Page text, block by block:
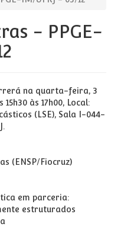
- PPGE-
na quarta-feira, 3
às 17h00, Local:
(LSE), Sala I-044-
(ENSP/Fiocruz)
em parceria:
estruturados